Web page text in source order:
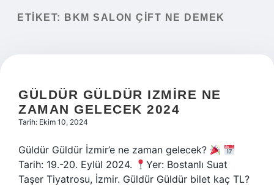
Yasal Uyarı
ETIKET: BKM SALON ÇIFT NE DEMEK
GÜLDÜR GÜLDÜR IZMIRE NE
ZAMAN GELECEK 2024
Tarih: Ekim 10, 2024
Güldür Güldür İzmir’e ne zaman gelecek?
Tarih: 19.-20. Eylül 2024.
Yer: Bostanlı Suat
Taşer Tiyatrosu, İzmir. Güldür Güldür bilet kaç TL?